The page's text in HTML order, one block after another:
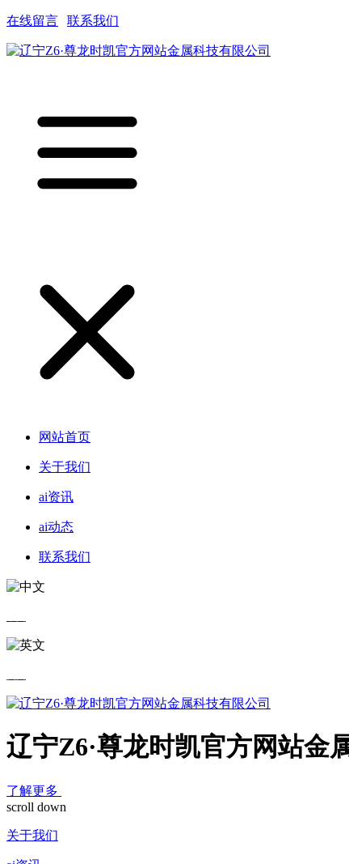
在线留言 联系我们
网站首页
关于我们
ai资讯
ai动态
联系我们
辽宁Z6·尊龙时凯官方网站金
了解更多
scroll down
关于我们